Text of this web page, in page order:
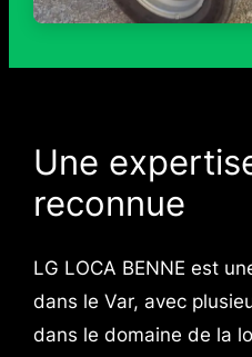
Une
reconnue
LG LOCA BENNE est
dans le Var, avec
dans le domaine de la